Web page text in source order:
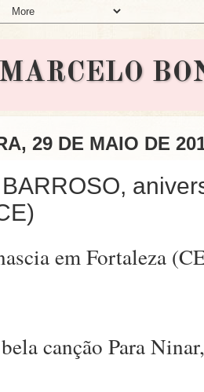
29 DE MAIO DE
em Fortaleza
canção Para